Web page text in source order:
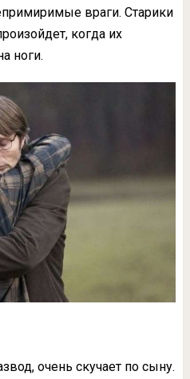
враги. Старики
когда их
ноги.
очень скучает по сыну.